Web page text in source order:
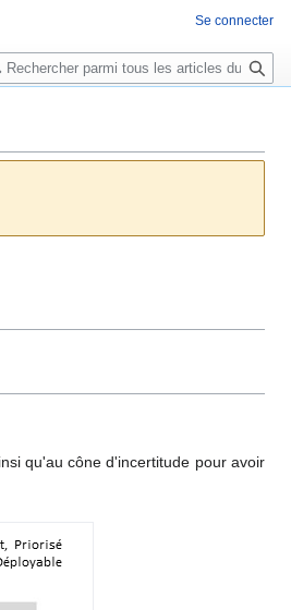
qu'au cône d'incertitude pour avoir
Se connecter